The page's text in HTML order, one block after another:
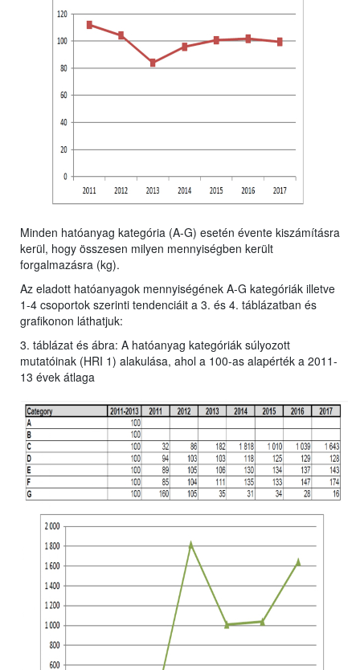
Minden hatóanyag kategória (A-G) esetén évente kiszámításra
kerül, hogy összesen milyen mennyiségben került
forgalmazásra (kg).
Az eladott hatóanyagok mennyiségének A-G kategóriák illetve
1-4 csoportok szerinti tendenciáit a 3. és 4. táblázatban és
grafikonon láthatjuk:
3. táblázat és ábra: A hatóanyag kategóriák súlyozott
mutatóinak (HRI 1) alakulása, ahol a 100-as alapérték a 2011-
13 évek átlaga